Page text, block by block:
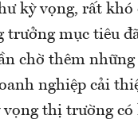
kỳ vọng, rất khó
trưởng mục tiêu
chờ thêm
nghiệp cải
thị trường có